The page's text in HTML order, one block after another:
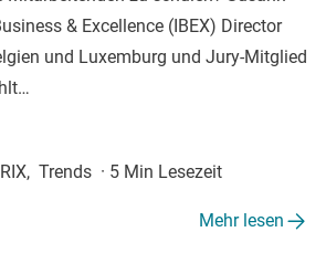
& Excellence (IBEX) Director
und Luxemburg und Jury-Mitglied
Trends · 5 Min Lesezeit
Mehr lesen